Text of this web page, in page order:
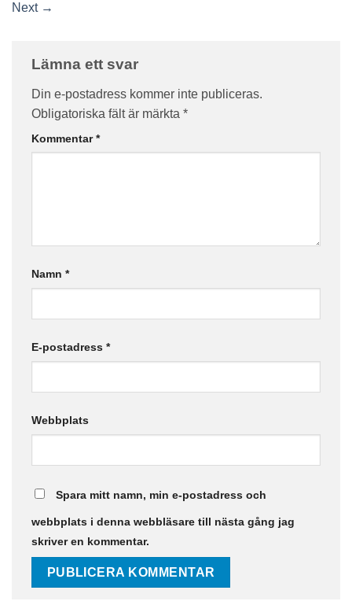
Next →
Lämna ett svar
Din e-postadress kommer inte publiceras.
Obligatoriska fält är märkta *
Kommentar*
Namn *
E-postadress *
Webbplats
Spara mitt namn, min e-postadress och
webbplats i denna webbläsare till nästa gång jag
skriver en kommentar.